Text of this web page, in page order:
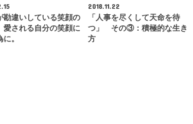
勘違いしている笑顔の
愛される自分の笑顔に
。
2018.11.22
「人事を尽くして天命を待
つ」 その③：積極的な生き
方